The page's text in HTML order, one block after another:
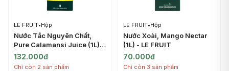
LE FRUIT•Hộp
Nước Tắc Nguyên Chất,
Pure Calamansi Juice (1L) -
LE FRUIT
132.000đ
Chỉ còn 2 sản phẩm
LE FRUIT•Hộp
Nước Xoài, Mango Nectar
(1L) - LE FRUIT
70.000đ
Chỉ còn 3 sản phẩm